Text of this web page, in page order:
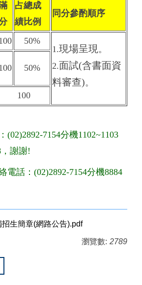
占總成
績比例
同分參酌順序
50%
1.現場呈現。
2.面試(含書面資
料審查)。
50%
100
7154分機1102~1103
謝謝!
話：(02)2892-7154分機8884
生簡章(網路公告).pdf
瀏覽數: 2789